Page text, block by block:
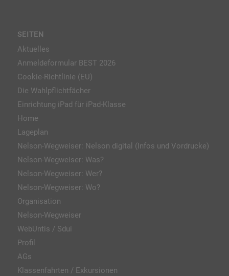
SEITEN
Aktuelles
Anmeldeformular BEST 2026
Cookie-Richtlinie (EU)
Die Wahlpflichtfächer
Einrichtung iPad für iPad-Klasse
Home
Lageplan
Nelson-Wegweiser: Nelson digital (Infos und Vordrucke)
Nelson-Wegweiser: Was?
Nelson-Wegweiser: Wer?
Nelson-Wegweiser: Wo?
Organisation
Nelson-Wegweiser
WebUntis / Sdui
Profil
AGs
Klassenfahrten / Exkursionen